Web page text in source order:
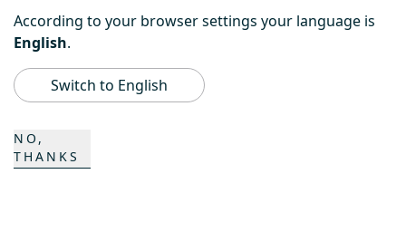
PowerBully
BeachTech
K COMPOSITES
According to your browser settings your language is
English.
NO,
THANKS
Switch to English